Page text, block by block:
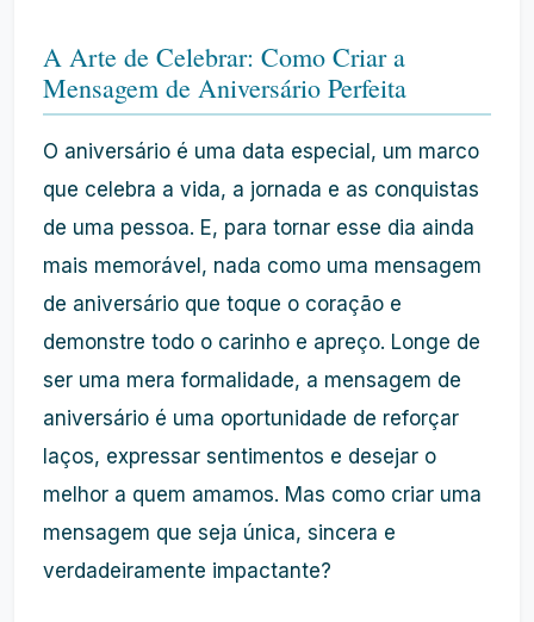
A Arte de Celebrar: Como Criar a
Mensagem de Aniversário Perfeita
O aniversário é uma data especial, um marco
que celebra a vida, a jornada e as conquistas
de uma pessoa. E, para tornar esse dia ainda
mais memorável, nada como uma mensagem
de aniversário que toque o coração e
demonstre todo o carinho e apreço. Longe de
ser uma mera formalidade, a mensagem de
aniversário é uma oportunidade de reforçar
laços, expressar sentimentos e desejar o
melhor a quem amamos. Mas como criar uma
mensagem que seja única, sincera e
verdadeiramente impactante?